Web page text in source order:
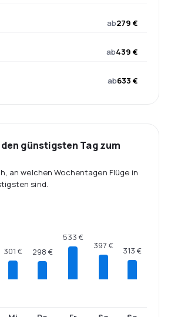
ab279 €
ab439 €
ab633 €
günstigsten Tag zum
an welchen Wochentagen Flüge in
sind.
301 € 298 €
533 €
397 € 313 €